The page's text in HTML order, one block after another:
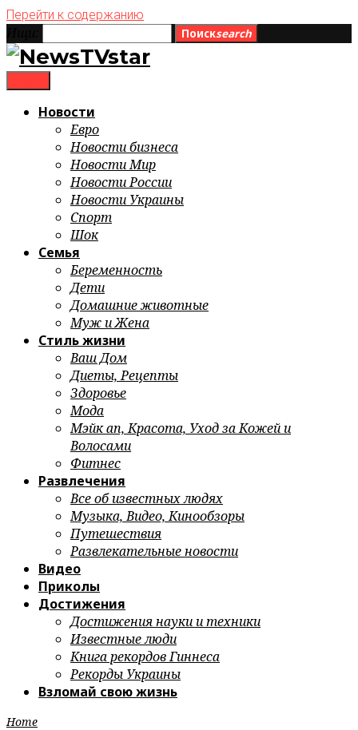
Перейти к содержанию
Поискsearch
Новости
Евро
Новости бизнеса
Новости Мир
Новости России
Новости Украины
Спорт
Шок
Семья
Беременность
Дети
Домашние животные
Муж и Жена
Стиль жизни
Ваш Дом
Диеты, Рецепты
Здоровье
Мода
Мэйк ап, Красота, Уход за Кожей и
Волосами
Фитнес
Развлечения
Все об известных людях
Музыка, Видео, Кинообзоры
Путешествия
Развлекательные новости
Видео
Приколы
Достижения
Достижения науки и техники
Известные люди
Книга рекордов Гиннеса
Рекорды Украины
Взломай свою жизнь
Home